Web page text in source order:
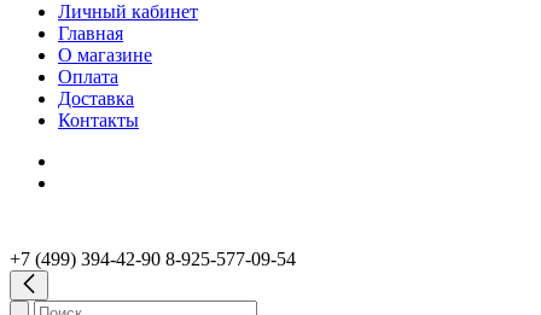
Личный кабинет
Главная
О магазине
Оплата
Доставка
Контакты
+7 (499) 394-42-90 8-925-577-09-54